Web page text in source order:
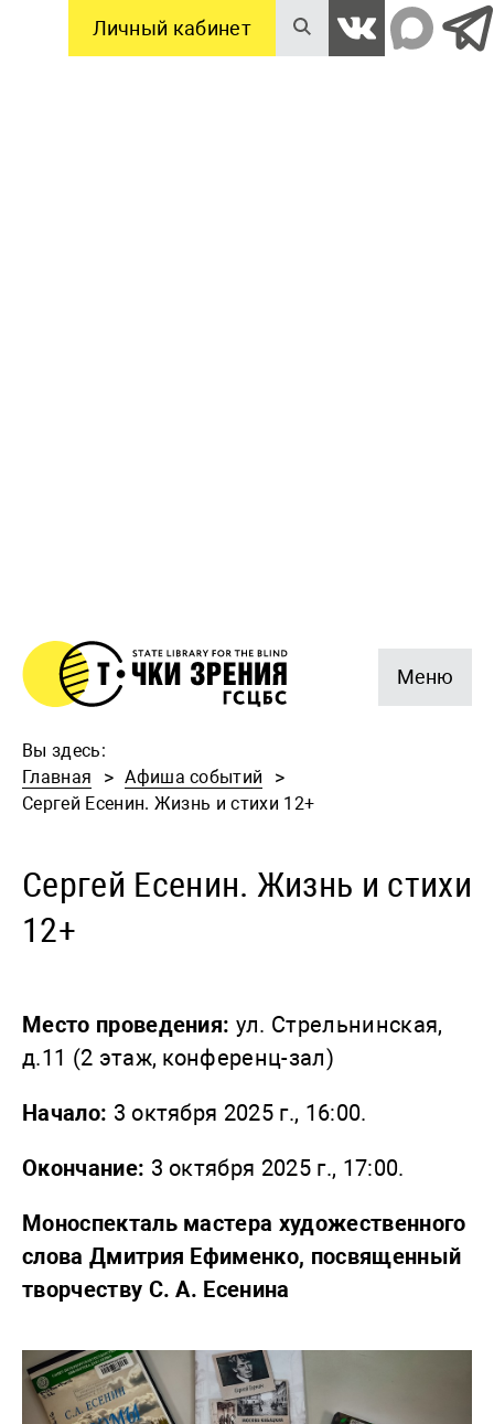
Меню
Личный кабинет
Вы здесь:
Главная
Афиша событий
Сергей Есенин. Жизнь и стихи 12+
Сергей Есенин. Жизнь и стихи
12+
Место проведения: ул. Стрельнинская,
д.11 (2 этаж, конференц-зал)
Начало: 3 октября 2025 г., 16:00.
Окончание: 3 октября 2025 г., 17:00.
Моноспекталь мастера художественного
слова Дмитрия Ефименко, посвященный
творчеству С. А. Есенина